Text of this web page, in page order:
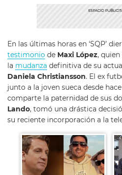
En las últimas horas en ‘SQP’
testimonio de Maxi López, quien
la mudanza definitiva de su
Daniela Christiansson. El ex
junto a la joven sueca desde
comparte la paternidad de sus
Lando, tomó una drástica
su reciente incorporación a la